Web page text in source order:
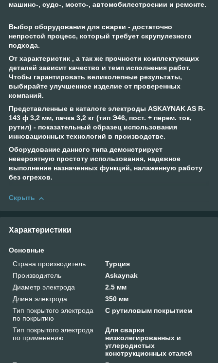
машино-, судо-, мосто-, автомобилестроении и ремонте.
Выбор оборудования для сварки - достаточно
непростой процесс, который требует скрупулезного
подхода.
От характеристик , а так же прочности комплектующих
деталей зависит качество и темп исполнения работ.
Чтобы гарантировать великолепные результаты,
выбирайте улучшенное изделие от проверенных
компаний.
Представленные в каталоге электроды ASKAYNAK AS R-
143 ф 3,2 мм, пачка 3,2 кг (тип Э46, пост. + перем. ток,
рутил) - показательный образец использования
инновационных технологий в производстве.
Оборудование данного типа демонстрирует
невероятную простоту использования, надежное
выполнение назначенных функций, налаженную работу
без огрехов.
Скрыть
Характеристики
Основные
Страна производитель
Турция
Производитель
Askaynak
Диаметр электрода
2.5 мм
Длина электрода
350 мм
Тип покрытого электрода
по покрытию
С рутиловым покрытием
Тип покрытого электрода
по применению
Для сварки
низколегированных и
углеродистых
конструкционных сталей